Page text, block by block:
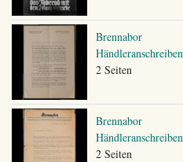
Brennabor
Händleranschreiben
2 Seiten
Brennabor
Händleranschreiben
2 Seiten